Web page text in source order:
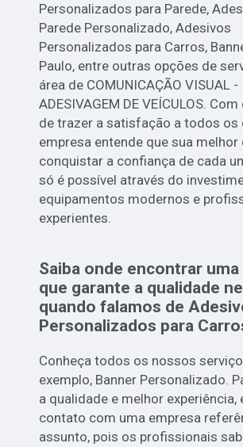
Personalizados para Parede,
Parede Personalizado, Adesivos
Personalizados para Carros,
Paulo, entre outras opções de
área de COMUNICAÇÃO VISUAL -
ADESIVAGEM DE VEÍCULOS.
de trazer a satisfação a todos os
empresa entende que sua melhor
conquistar a confiança de cada
só é possível através do
equipamentos modernos e
experientes.
Saiba onde encontrar
que garante a qualidade
quando falamos de
Personalizados para
Conheça todos os nossos
exemplo, Banner Personalizado.
a qualidade e melhor experiência,
contato com uma empresa
assunto, pois os profissionais